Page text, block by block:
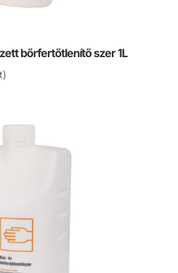
bőrfertőtlenítő szer 1L
)